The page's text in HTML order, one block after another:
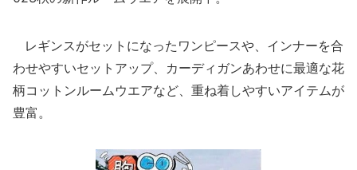
レギンスがセットになったワンピースや、インナーを合
わせやすいセットアップ、カーディガンあわせに最適な花
柄コットンルームウエアなど、重ね着しやすいアイテムが
豊富。